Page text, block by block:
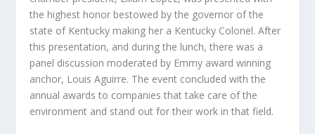
the highest honor bestowed by the governor of the
state of Kentucky making her a Kentucky Colonel. After
this presentation, and during the lunch, there was a
panel discussion moderated by Emmy award winning
anchor, Louis Aguirre. The event concluded with the
annual awards to companies that take care of the
environment and stand out for their work in that field.